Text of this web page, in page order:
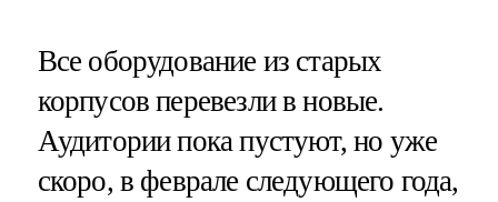
Все оборудование из старых
корпусов перевезли в новые.
Аудитории пока пустуют, но уже
скоро, в феврале следующего года,